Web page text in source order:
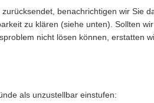
benachrichtigen wir Sie
zu klären (siehe unten). Sollten
nicht lösen können, erstatten
als unzustellbar einstufen: